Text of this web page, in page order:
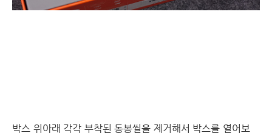
박스 위아래 각각 부착된 동봉씰을 제거해서 박스를 열어보